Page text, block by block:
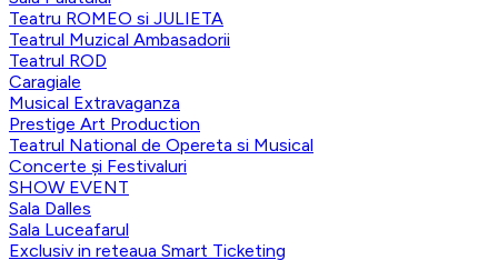
Teatru ROMEO si JULIETA
Teatrul Muzical Ambasadorii
Teatrul ROD
Caragiale
Musical Extravaganza
Prestige Art Production
Teatrul National de Opereta si Musical
Concerte și Festivaluri
SHOW EVENT
Sala Dalles
Sala Luceafarul
Exclusiv in reteaua Smart Ticketing